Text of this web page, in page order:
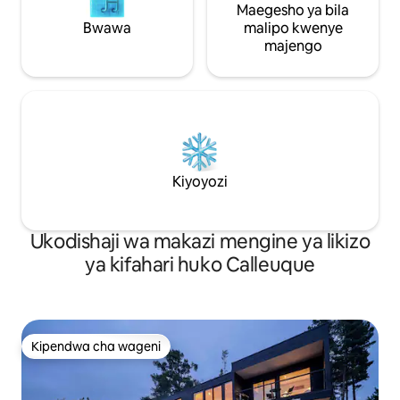
Bwawa
Maegesho ya bila
malipo kwenye
majengo
Kiyoyozi
Ukodishaji wa makazi mengine ya likizo
ya kifahari huko Calleuque
Kipendwa cha wageni
Kipendwa cha wageni